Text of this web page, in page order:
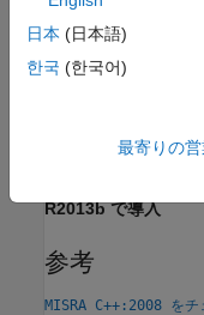
チェック情報
カテゴリ:必要
バージョン履
R2013b で導入
参考
MISRA C++:2008 を
日本 (日本語)
한국 (한국어)
最寄りの